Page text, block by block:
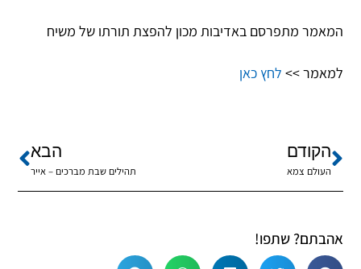
המאמר מתפרסם באדיבות מכון להפצת תורתו של משיח
למאמר >> לחץ כאן
הקודם
העולם צמא
הבא
תהילים שבת מברכים – אייר
אהבתם? שתפו!